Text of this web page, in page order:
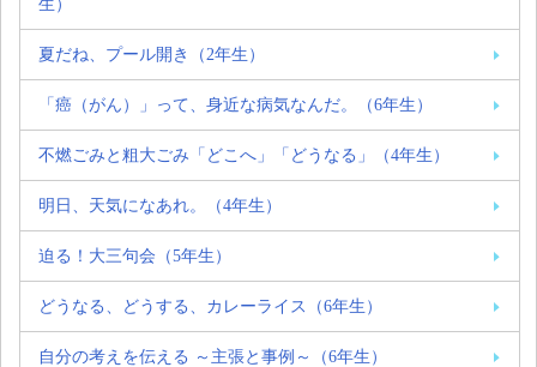
生）
夏だね、プール開き（2年生）
「癌（がん）」って、身近な病気なんだ。（6年生）
不燃ごみと粗大ごみ「どこへ」「どうなる」（4年生）
明日、天気になあれ。（4年生）
迫る！大三句会（5年生）
どうなる、どうする、カレーライス（6年生）
自分の考えを伝える ～主張と事例～（6年生）